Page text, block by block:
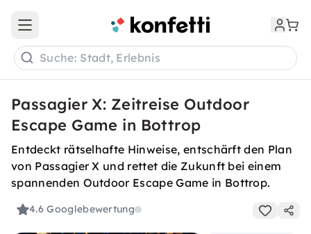
Open main menu
Suche: Stadt, Erlebnis
Passagier X: Zeitreise Outdoor
Escape Game in Bottrop
Entdeckt rätselhafte Hinweise, entschärft den Plan
von Passagier X und rettet die Zukunft bei einem
spannenden Outdoor Escape Game in Bottrop.
4.6Googlebewertung